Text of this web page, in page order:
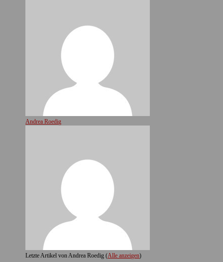
Andrea Roedig
Letzte Artikel von Andrea Roedig(Alle anzeigen)